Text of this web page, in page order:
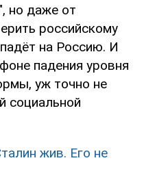
но даже от
российскому
на Россию. И
падения уровня
уж точно не
социальной
жив. Его не